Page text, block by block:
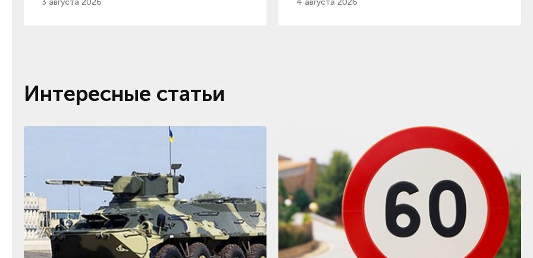
3 августа 2026 4 августа 2026
Интересные статьи